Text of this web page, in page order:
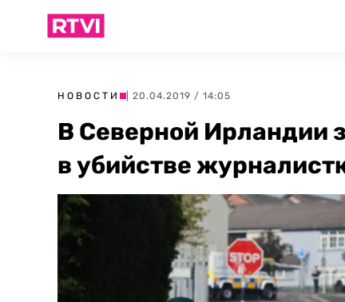
НОВОСТИ | 20.04.2019 / 14:05
В Северной Ирландии
в убийстве